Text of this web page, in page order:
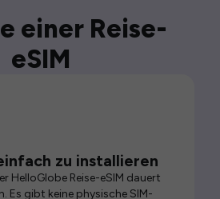
einer Reise-
eSIM
zu installieren
HelloGlobe Reise-eSIM dauert
Es gibt keine physische SIM-